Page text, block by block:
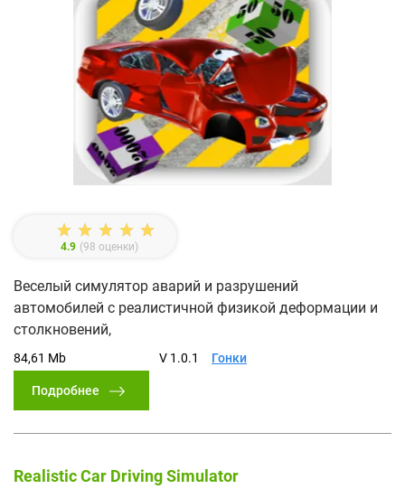
4.9 (98 оценки)
Веселый симулятор аварий и разрушений
автомобилей с реалистичной физикой деформации и
столкновений,
84,61 Mb V 1.0.1 Гонки
Подробнее
Realistic Car Driving Simulator